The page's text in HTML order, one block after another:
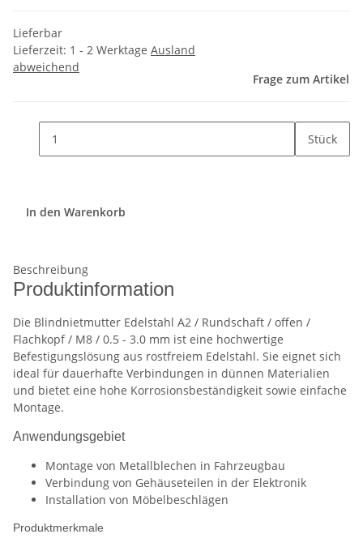
Lieferbar
Lieferzeit: 1 - 2 Werktage Ausland
abweichend
Frage zum Artikel
Stück
In den Warenkorb
Beschreibung
Produktinformation
Die Blindnietmutter Edelstahl A2 / Rundschaft / offen /
Flachkopf / M8 / 0.5 - 3.0 mm ist eine hochwertige
Befestigungslösung aus rostfreiem Edelstahl. Sie eignet sich
ideal für dauerhafte Verbindungen in dünnen Materialien
und bietet eine hohe Korrosionsbeständigkeit sowie einfache
Montage.
Anwendungsgebiet
Montage von Metallblechen in Fahrzeugbau
Verbindung von Gehäuseteilen in der Elektronik
Installation von Möbelbeschlägen
Produktmerkmale